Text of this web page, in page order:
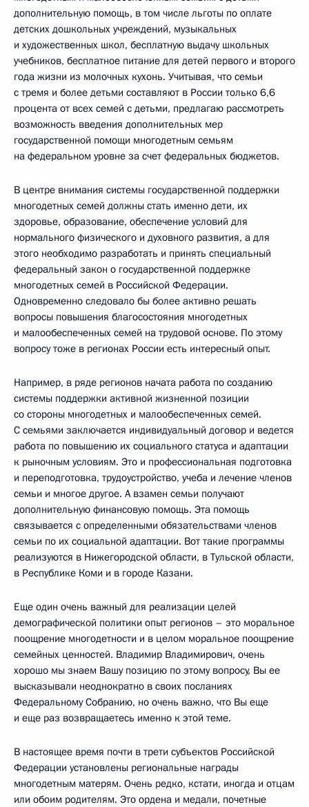
дополнительную помощь, в том числе льготы по оплате
детских дошкольных учреждений, музыкальных
и художественных школ, бесплатную выдачу школьных
учебников, бесплатное питание для детей первого и второго
года жизни из молочных кухонь. Учитывая, что семьи
с тремя и более детьми составляют в России только 6,6
процента от всех семей с детьми, предлагаю рассмотреть
возможность введения дополнительных мер
государственной помощи многодетным семьям
на федеральном уровне за счет федеральных бюджетов.
В центре внимания системы государственной поддержки
многодетных семей должны стать именно дети, их
здоровье, образование, обеспечение условий для
нормального физического и духовного развития, а для
этого необходимо разработать и принять специальный
федеральный закон о государственной поддержке
многодетных семей в Российской Федерации.
Одновременно следовало бы более активно решать
вопросы повышения благосостояния многодетных
и малообеспеченных семей на трудовой основе. По этому
вопросу тоже в регионах России есть интересный опыт.
Например, в ряде регионов начата работа по созданию
системы поддержки активной жизненной позиции
со стороны многодетных и малообеспеченных семей.
С семьями заключается индивидуальный договор и ведется
работа по повышению их социального статуса и адаптации
к рыночным условиям. Это и профессиональная подготовка
и переподготовка, трудоустройство, учеба и лечение членов
семьи и многое другое. А взамен семьи получают
дополнительную финансовую помощь. Эта помощь
связывается с определенными обязательствами членов
семьи по их социальной адаптации. Вот такие программы
реализуются в Нижегородской области, в Тульской области,
в Республике Коми и в городе Казани.
Еще один очень важный для реализации целей
демографической политики опыт регионов – это моральное
поощрение многодетности и в целом моральное поощрение
семейных ценностей. Владимир Владимирович, очень
хорошо мы знаем Вашу позицию по этому вопросу, Вы ее
высказывали неоднократно в своих посланиях
Федеральному Собранию, но очень важно, что Вы еще
и еще раз возвращаетесь именно к этой теме.
В настоящее время почти в трети субъектов Российской
Федерации установлены региональные награды
многодетным матерям. Очень редко, кстати, иногда и отцам
или обоим родителям. Это ордена и медали, почетные